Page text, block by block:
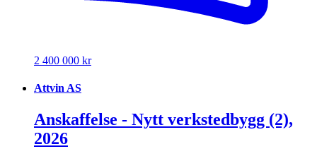
2 400 000 kr
Attvin AS
Anskaffelse - Nytt verkstedbygg (2),
2026